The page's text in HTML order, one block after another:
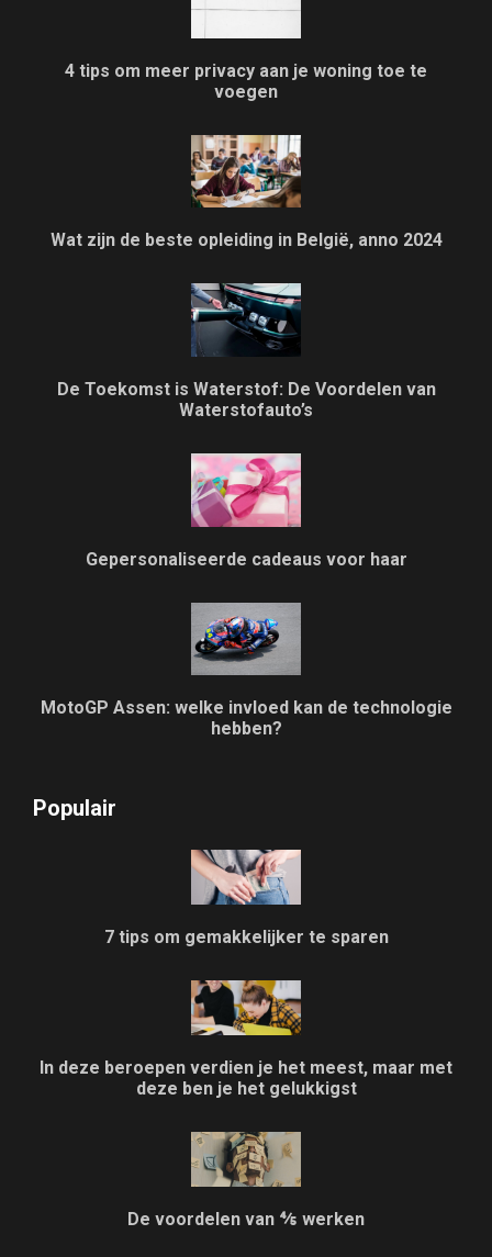
4 tips om meer privacy aan je woning toe te
voegen
Wat zijn de beste opleiding in België, anno 2024
De Toekomst is Waterstof: De Voordelen van
Waterstofauto’s
Gepersonaliseerde cadeaus voor haar
MotoGP Assen: welke invloed kan de technologie
hebben?
Populair
7 tips om gemakkelijker te sparen
In deze beroepen verdien je het meest, maar met
deze ben je het gelukkigst
De voordelen van ⅘ werken